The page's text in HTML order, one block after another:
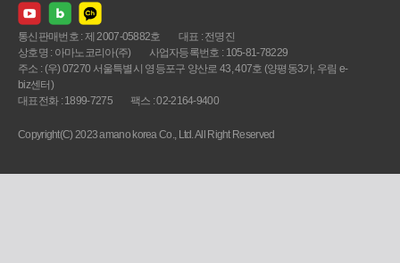
통신판매번호 : 제 2007-05882호
대표 : 전명진
상호명 : 아마노코리아(주)
사업자등록번호 : 105-81-78229
주소 : (우) 07270 서울특별시 영등포구 양산로 43, 407호 (양평동3가, 우림 e-
biz센터)
대표전화 : 1899-7275
팩스 : 02-2164-9400
Copyright(C) 2023 amano korea Co., Ltd. All Right Reserved